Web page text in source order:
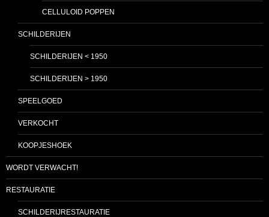
CELLULOID POPPEN
SCHILDERIJEN
SCHILDERIJEN < 1950
SCHILDERIJEN > 1950
SPEELGOED
VERKOCHT
KOOPJESHOEK
WORDT VERWACHT!
RESTAURATIE
SCHILDERIJRESTAURATIE